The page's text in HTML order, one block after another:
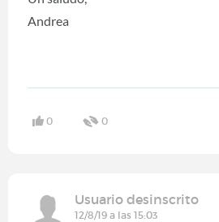
Andrea
0 0
Usuario desinscrito
12/8/19 a las 15:03